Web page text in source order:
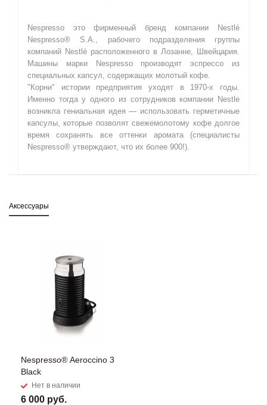
Nespresso это фирменный бренд компании Nestlé
Nespresso® S.A., рабочего подразделения группы
компаний Nestlé расположенного в Лозанне, Швейцария.
Машины марки Nespresso производят эспрессо из
специальных капсул, содержащих молотый кофе.
"Корни" истории предприятия уходят в 1970-х годы.
Именно тогда у одного из сотрудников компании Nestle
возникла гениальная идея — использовать герметичные
капсулы, которые позволят свежемолотому кофе долгое
время сохранять все оттенки аромата (специалисты
Nespresso® утверждают, что их более 900!).
Аксессуары
Nespresso® Aeroccino 3
Black
Нет в наличии
6 000 руб.